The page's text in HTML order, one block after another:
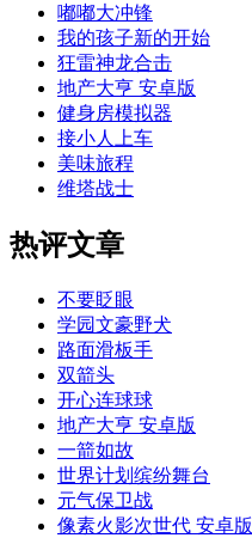
嘟嘟大冲锋
我的孩子新的开始
狂雷神龙合击
地产大亨 安卓版
健身房模拟器
接小人上车
美味旅程
维塔战士
热评文章
不要眨眼
学园文豪野犬
路面滑板手
双箭头
开心连球球
地产大亨 安卓版
一箭如故
世界计划缤纷舞台
元气保卫战
像素火影次世代 安卓版